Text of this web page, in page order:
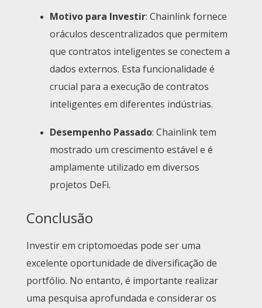
Motivo para Investir: Chainlink fornece
oráculos descentralizados que permitem
que contratos inteligentes se conectem a
dados externos. Esta funcionalidade é
crucial para a execução de contratos
inteligentes em diferentes indústrias.
Desempenho Passado: Chainlink tem
mostrado um crescimento estável e é
amplamente utilizado em diversos
projetos DeFi.
Conclusão
Investir em criptomoedas pode ser uma
excelente oportunidade de diversificação de
portfólio. No entanto, é importante realizar
uma pesquisa aprofundada e considerar os